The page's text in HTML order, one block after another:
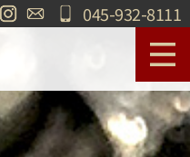
045-932-8111
作業事例